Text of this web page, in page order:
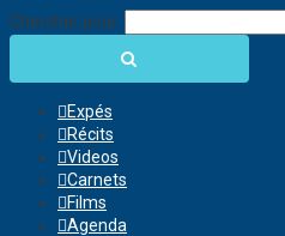
Chercher pour:
Expés
Récits
Videos
Carnets
Films
Agenda